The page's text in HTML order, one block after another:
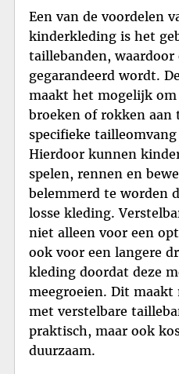
Een van de voordelen
kinderkleding is het
taillebanden, waardoor
gegarandeerd wordt.
maakt het mogelijk
broeken of rokken aan
specifieke
Hierdoor kunnen
spelen, rennen en
belemmerd te worden
losse kleding.
niet alleen voor een
ook voor een langere
kleding doordat deze
meegroeien. Dit
met verstelbare
praktisch, maar ook
duurzaam.